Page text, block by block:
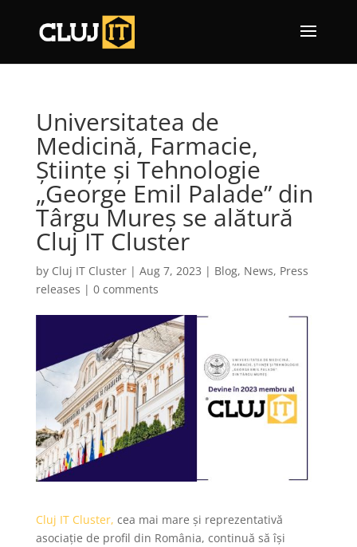
Universitatea de
Medicină, Farmacie,
Științe și Tehnologie
„George Emil Palade” din
Târgu Mureș se alătură
Cluj IT Cluster
by Cluj IT Cluster| Aug 7, 2023 | Blog, News, Press
releases | 0 comments
Cluj IT Cluster, cea mai mare și reprezentativă
asociație de profil din România, continuă să își